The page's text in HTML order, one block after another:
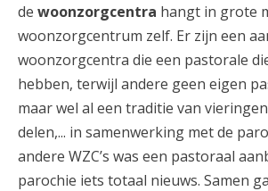
de woonzorgcentra hangt in grote
woonzorgcentrum zelf. Er zijn een
woonzorgcentra die een pastorale
hebben, terwijl andere geen eigen
maar wel al een traditie van
delen,... in samenwerking met de
andere WZC’s was een pastoraal
parochie iets totaal nieuws. Samen